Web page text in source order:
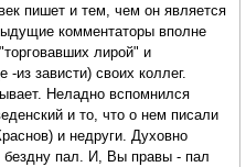
пишет и тем, чем он является
комментаторы вполне
лирой" и
из зависти) своих коллег.
Неладно вспомнился
и то, что о нем писали
и недруги. Духовно
бездну пал. И, Вы правы - пал